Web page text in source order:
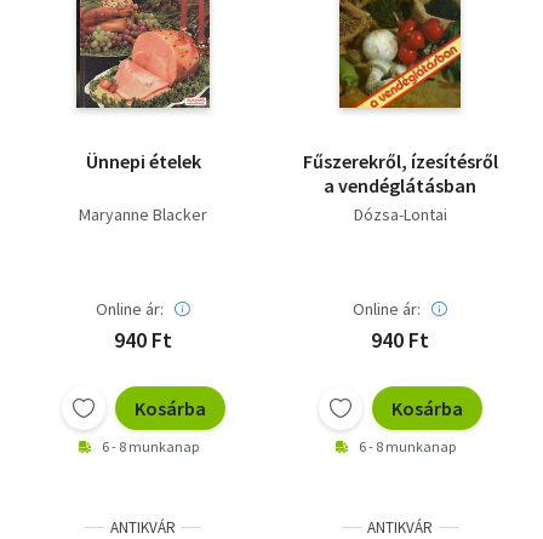
Ünnepi ételek
Maryanne Blacker
Online ár:
940 Ft
Kosárba
6 - 8 munkanap
Fűszerekről, ízesítésről
a vendéglátásban
Dózsa-Lontai
Online ár:
940 Ft
Kosárba
6 - 8 munkanap
ANTIKVÁR ANTIKVÁR